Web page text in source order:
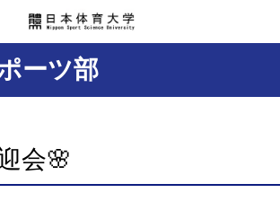
ーツ部
会🌸